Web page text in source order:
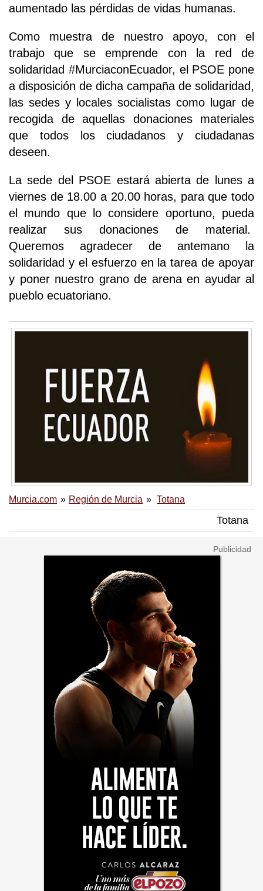
aumentado las pérdidas de vidas humanas.
Como muestra de nuestro apoyo, con el
trabajo que se emprende con la red de
solidaridad #MurciaconEcuador, el PSOE pone
a disposición de dicha campaña de solidaridad,
las sedes y locales socialistas como lugar de
recogida de aquellas donaciones materiales
que todos los ciudadanos y ciudadanas
deseen.
La sede del PSOE estará abierta de lunes a
viernes de 18.00 a 20.00 horas, para que todo
el mundo que lo considere oportuno, pueda
realizar sus donaciones de material.
Queremos agradecer de antemano la
solidaridad y el esfuerzo en la tarea de apoyar
y poner nuestro grano de arena en ayudar al
pueblo ecuatoriano.
Murcia.com Región de Murcia Totana
Totana